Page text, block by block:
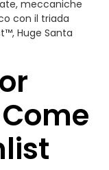
meccaniche
con il triada
Huge Santa